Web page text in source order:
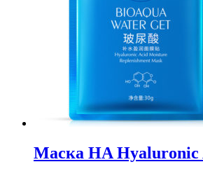
Маска HA Hyaluronic